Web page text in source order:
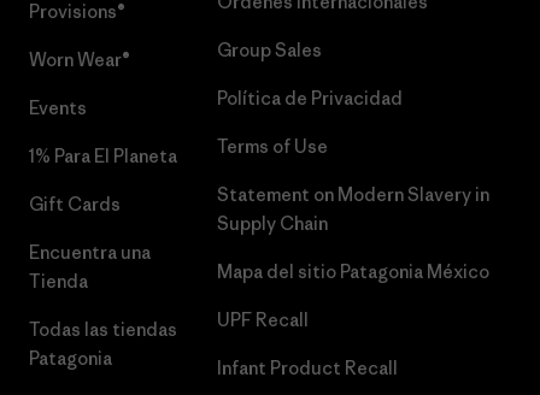
Provisions®
Worn Wear®
Events
1% Para El Planeta
Gift Cards
Encuentra una
Tienda
Todas las tiendas
Patagonia
Group Sales
Política de Privacidad
Terms of Use
Statement on Modern Slavery in
Supply Chain
Mapa del sitio Patagonia México
UPF Recall
Infant Product Recall